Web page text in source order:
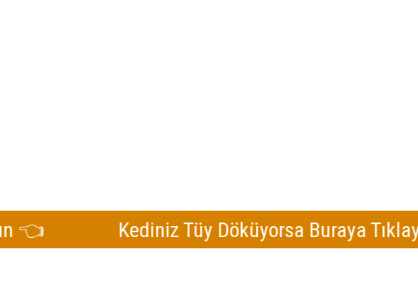
Kediniz Tüy Döküyorsa Buraya Tıklayın 👈